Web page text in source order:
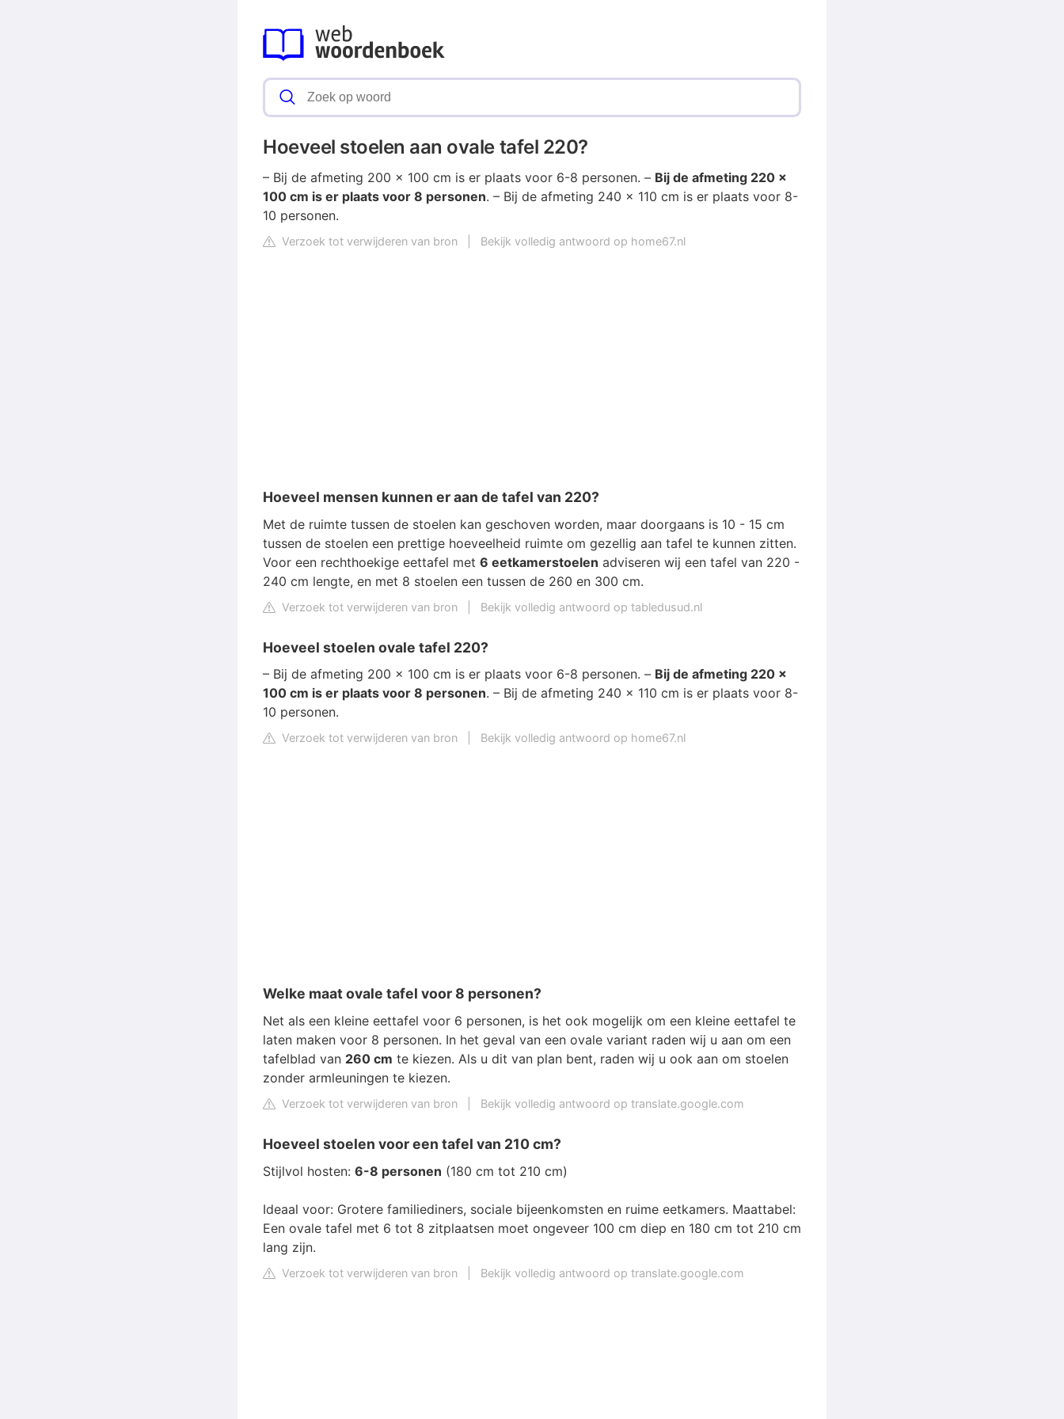
Hoeveel stoelen aan ovale tafel 220?
– Bij de afmeting 200 x 100 cm is er plaats voor 6-8 personen. – Bij de afmeting 220 x
100 cm is er plaats voor 8 personen. – Bij de afmeting 240 x 110 cm is er plaats voor 8-
10 personen.
Verzoek tot verwijderen van bron Bekijk volledig antwoord op home67.nl
Hoeveel mensen kunnen er aan de tafel van 220?
Met de ruimte tussen de stoelen kan geschoven worden, maar doorgaans is 10 - 15 cm
tussen de stoelen een prettige hoeveelheid ruimte om gezellig aan tafel te kunnen zitten.
Voor een rechthoekige eettafel met 6 eetkamerstoelen adviseren wij een tafel van 220 -
240 cm lengte, en met 8 stoelen een tussen de 260 en 300 cm.
Verzoek tot verwijderen van bron Bekijk volledig antwoord op tabledusud.nl
Hoeveel stoelen ovale tafel 220?
– Bij de afmeting 200 x 100 cm is er plaats voor 6-8 personen. – Bij de afmeting 220 x
100 cm is er plaats voor 8 personen. – Bij de afmeting 240 x 110 cm is er plaats voor 8-
10 personen.
Verzoek tot verwijderen van bron Bekijk volledig antwoord op home67.nl
Welke maat ovale tafel voor 8 personen?
Net als een kleine eettafel voor 6 personen, is het ook mogelijk om een ​​kleine eettafel te
laten maken voor 8 personen. In het geval van een ovale variant raden wij u aan om een ​​
tafelblad van 260 cm te kiezen. Als u dit van plan bent, raden wij u ook aan om stoelen
zonder armleuningen te kiezen.
Verzoek tot verwijderen van bron Bekijk volledig antwoord op translate.google.com
Hoeveel stoelen voor een tafel van 210 cm?
Stijlvol hosten: 6-8 personen (180 cm tot 210 cm)
Ideaal voor: Grotere familiediners, sociale bijeenkomsten en ruime eetkamers. Maattabel:
Een ovale tafel met 6 tot 8 zitplaatsen moet ongeveer 100 cm diep en 180 cm tot 210 cm
lang zijn.
Verzoek tot verwijderen van bron Bekijk volledig antwoord op translate.google.com